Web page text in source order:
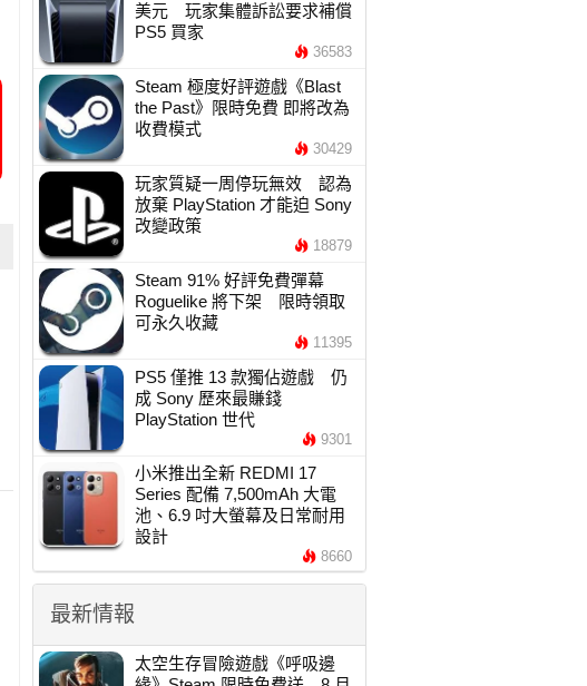
美元 玩家集體訴訟要求補償
PS5 買家
36583
Steam 極度好評遊戲《Blast
the Past》限時免費 即將改為
收費模式
30429
玩家質疑一周停玩無效 認為
放棄 PlayStation 才能迫 Sony
改變政策
18879
Steam 91% 好評免費彈幕
Roguelike 將下架 限時領取
可永久收藏
11395
PS5 僅推 13 款獨佔遊戲 仍
成 Sony 歷來最賺錢
PlayStation 世代
9301
小米推出全新 REDMI 17
Series 配備 7,500mAh 大電
池、6.9 吋大螢幕及日常耐用
設計
8660
最新情報
太空生存冒險遊戲《呼吸邊